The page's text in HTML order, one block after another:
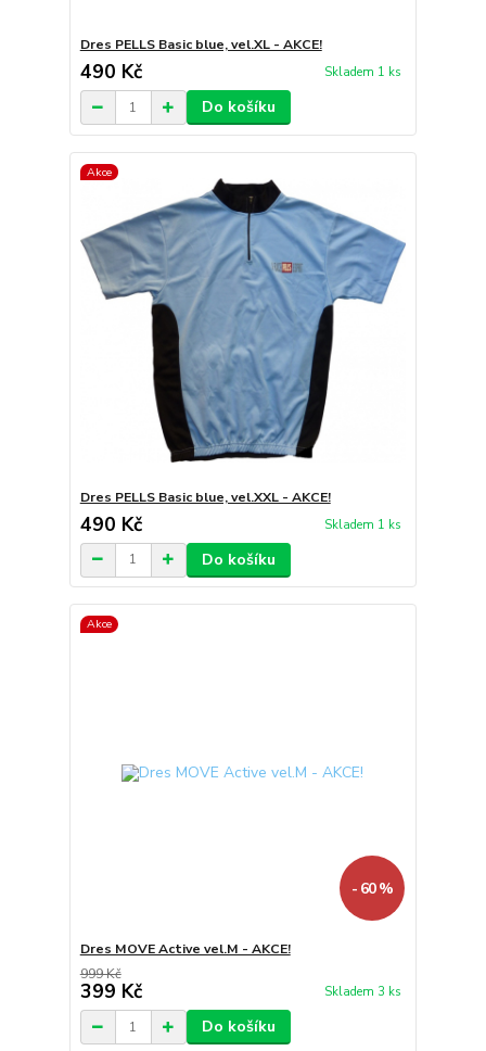
Dres PELLS Basic blue, vel.XL - AKCE!
490 Kč Skladem 1 ks
Do košíku
Akce
Dres PELLS Basic blue, vel.XXL - AKCE!
490 Kč Skladem 1 ks
Do košíku
Akce
- 60 %
Dres MOVE Active vel.M - AKCE!
999 Kč
399 Kč Skladem 3 ks
Do košíku